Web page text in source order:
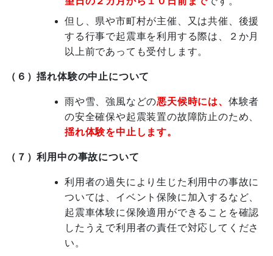
但し、県や市町村が主催、又は共催、後援
する行事で起震車を利用する際は、２か月
以上前であっても受付します。
（６）揺れ体験の中止について
雨や雪、強風などの悪天候時には、 体験者
の安全確保や起震装置の故障防止のため、
揺れ体験を中止します。
（７）利用中の事故について
利用者の過失により生じた利用中の事故に
ついては、イベント保険に加入するなど、
起震車体験に保険適用ができることを確認
したうえで利用者の責任で対応してくださ
い。